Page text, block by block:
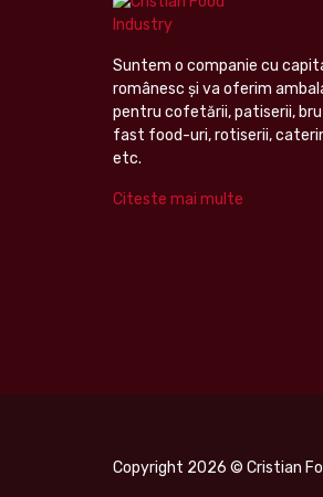
Suntem o companie cu
românesc şi va oferim
pentru cofetării, patiserii,
fast food-uri, rotiserii,
etc.
Citeste mai multe
Copyright 2026 © Cristian